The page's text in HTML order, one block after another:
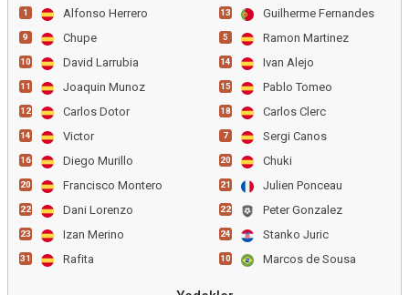
1 Alfonso Herrero
9 Chupe
10 David Larrubia
11 Joaquin Munoz
12 Carlos Dotor
14 Victor
16 Diego Murillo
20 Francisco Montero
22 Dani Lorenzo
23 Izan Merino
31 Rafita
13 Guilherme Fernandes
5 Ramon Martinez
14 Ivan Alejo
15 Pablo Tomeo
18 Carlos Clerc
7 Sergi Canos
20 Chuki
21 Julien Ponceau
22 Peter Gonzalez
24 Stanko Juric
10 Marcos de Sousa